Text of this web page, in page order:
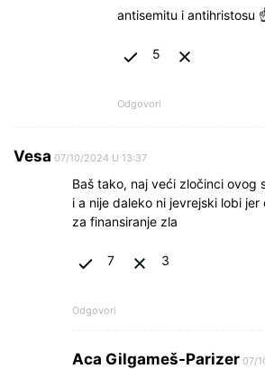
antisemitu i antihristosu
5
Odgovori
Vesa 07/10/2024 U 13:37
Baš tako, naj veći zločinci ovog
i a nije daleko ni jevrejski lobi jer
za finansiranje zla
7 3
Odgovori
Aca Gilgameš-Parizer 07/